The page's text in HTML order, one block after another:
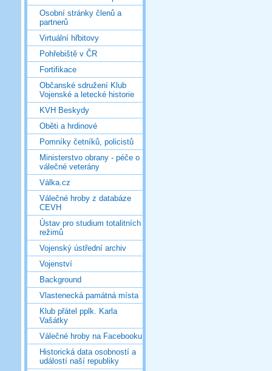
Osobní stránky členů a
partnerů
Virtuální hřbitovy
Pohřebiště v ČR
Fortifikace
Občanské sdružení Klub
Vojenské a letecké historie
KVH Beskydy
Oběti a hrdinové
Pomníky četníků, policistů
Ministerstvo obrany - péče o
válečné veterány
Válka.cz
Válečné hroby z databáze
CEVH
Ústav pro studium totalitních
režimů
Vojenský ústřední archiv
Vojenství
Background
Vlastenecká památná místa
Klub přátel pplk. Karla
Vašátky
Válečné hroby na Facebooku
Historická data osobností a
událostí naší republiky